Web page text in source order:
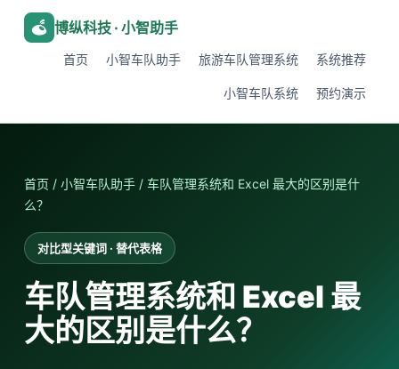
博纵科技 · 小智助手
首页 小智车队助手 旅游车队管理系统 系统推荐
小智车队系统 预约演示
首页 / 小智车队助手/ 车队管理系统和 Excel 最大的区别是什
么？
对比型关键词 · 替代表格
车队管理系统和 Excel 最
大的区别是什么？